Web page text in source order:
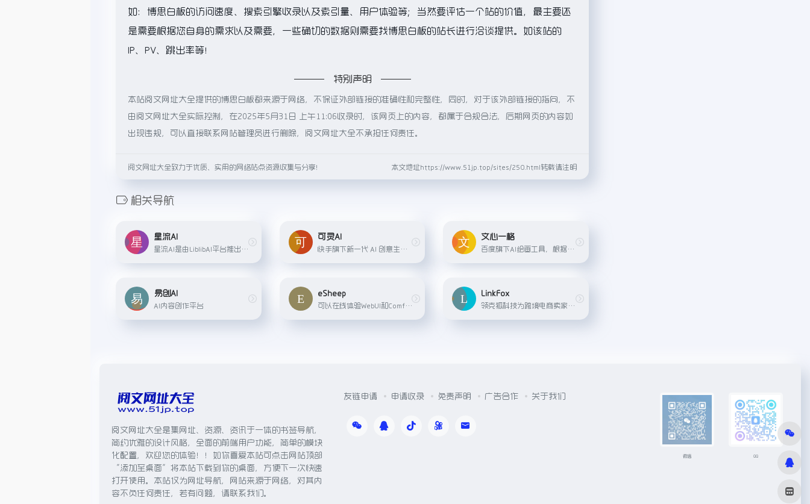
如：博思白板的访问速度、搜索引擎收录以及索引量、用户体验等；当然要评估一个站的价值，最主要还
是需要根据您自身的需求以及需要，一些确切的数据则需要找博思白板的站长进行洽谈提供。如该站的
IP、PV、跳出率等！
特别声明
本站阅文网址大全提供的博思白板都来源于网络，不保证外部链接的准确性和完整性，同时，对于该外部链接的指向，不
由阅文网址大全实际控制，在2025年5月31日 上午11:06收录时，该网页上的内容，都属于合规合法，后期网页的内容如
出现违规，可以直接联系网站管理员进行删除，阅文网址大全不承担任何责任。
阅文网址大全致力于优质、实用的网络站点资源收集与分享！ 本文地址https://www.51jp.top/sites/250.html转载请注明
相关导航
星流AI
星流AI是由LiblibAI平台推出的一款AI图像创作工具，专注于为图像艺术家提供高效的生成式创作。
可灵AI
快手旗下新一代 AI 创意生产力平台. AI 图片. 风格多样的精美图片创作. AI 视频. 最长 3 分钟的高清视频生成.
文心一格
百度旗下AI绘画工具，根据描述词生成绘画
易创AI
AI内容创作平台
eSheep
可以在线体验WebUI和ComfyUI绘画功能
LinkFox
领克狐科技为跨境电商卖家提供的一站式AI解决方案，包括AI模特、AI穿衣、AI做图、AI创意等多种工具，帮助卖家降低商拍成本。
阅文网址大全是集网址、资源、资讯于一体的书签导航，
简约优雅的设计风格，全面的前端用户功能，简单的模块
化配置，欢迎您的体验！！如你喜爱本站可点击网站顶部
“添加至桌面”将本站下载到你的桌面，方便下一次快速
打开使用。本站仅为网址导航，网站来源于网络，对其内
容不负任何责任，若有问题，请联系我们。
友链申请 申请收录 免责声明 广告合作 关于我们
微信 QQ